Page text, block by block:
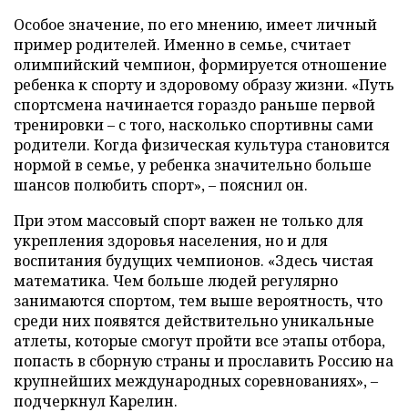
Особое значение, по его мнению, имеет личный
пример родителей. Именно в семье, считает
олимпийский чемпион, формируется отношение
ребенка к спорту и здоровому образу жизни. «Путь
спортсмена начинается гораздо раньше первой
тренировки – с того, насколько спортивны сами
родители. Когда физическая культура становится
нормой в семье, у ребенка значительно больше
шансов полюбить спорт», – пояснил он.
При этом массовый спорт важен не только для
укрепления здоровья населения, но и для
воспитания будущих чемпионов. «Здесь чистая
математика. Чем больше людей регулярно
занимаются спортом, тем выше вероятность, что
среди них появятся действительно уникальные
атлеты, которые смогут пройти все этапы отбора,
попасть в сборную страны и прославить Россию на
крупнейших международных соревнованиях», –
подчеркнул Карелин.